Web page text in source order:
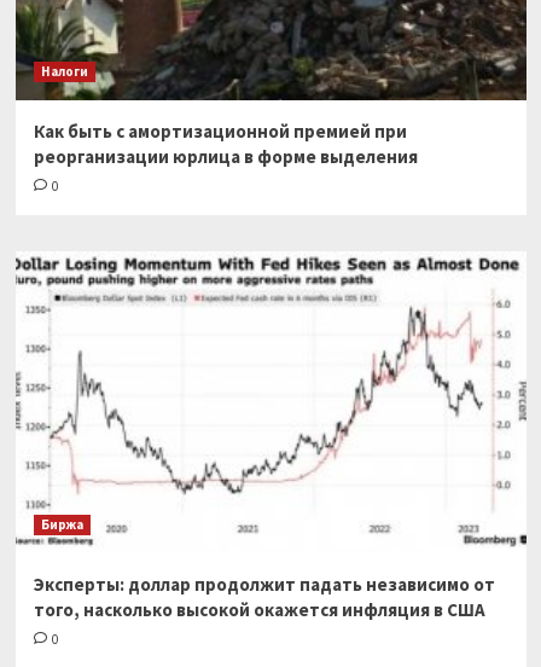
Налоги
Как быть с амортизационной премией при
реорганизации юрлица в форме выделения
0
Биржа
Эксперты: доллар продолжит падать независимо от
того, насколько высокой окажется инфляция в США
0